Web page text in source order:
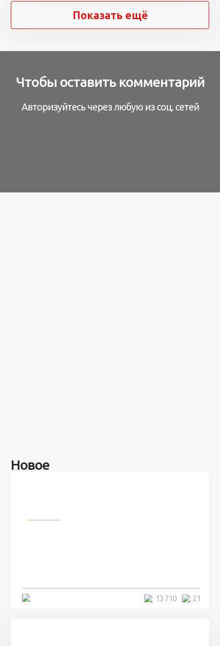
Показать ещё
Чтобы оставить комментарий
Авторизуйтесь через любую из соц. сетей
Новое
21
13 710